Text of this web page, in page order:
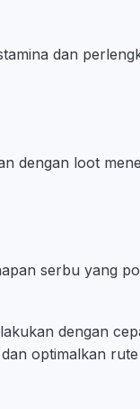
dan
dengan loot
serbu yang
dengan
optimalkan